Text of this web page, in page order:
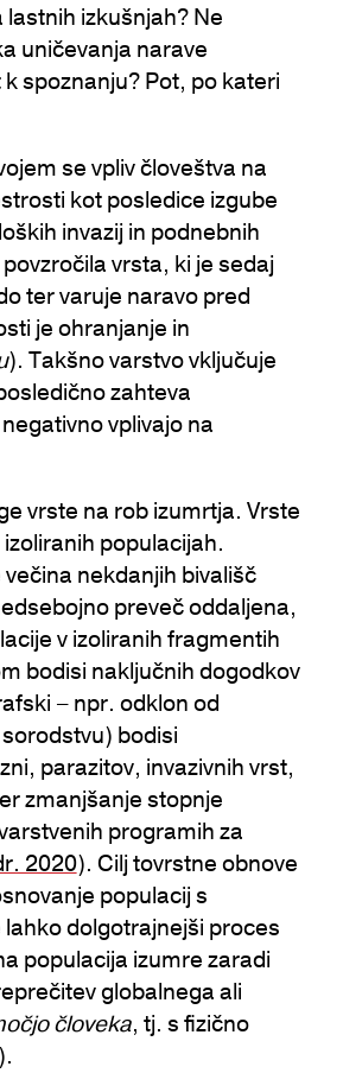
izkušnjah? Ne
uničevanja narave
spoznanju? Pot, po kateri
se vpliv človeštva na
kot posledice izgube
invazij in podnebnih
vrsta, ki je sedaj
ter varuje naravo pred
je ohranjanje in
). Takšno varstvo vključuje
zahteva
vplivajo na
vrste na rob izumrtja. Vrste
populacijah.
nekdanjih bivališč
preveč oddaljena,
v izoliranih fragmentih
bodisi naključnih dogodkov
– npr. odklon od
bodisi
parazitov, invazivnih vrst,
zmanjšanje stopnje
programih za
2020). Cilj tovrstne obnove
populacij s
dolgotrajnejši proces
populacija izumre zaradi
globalnega ali
človeka, tj. s fizično
).